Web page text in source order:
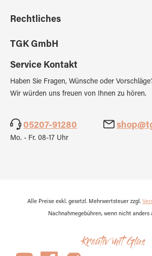
Rechtliches
TGK GmbH
Service Kontakt
Haben Sie Fragen, Wünsche oder
Wir würden uns freuen von Ihnen zu hören.
05207-91280
Mo. - Fr. 08-17 Uhr
Alle Preise exkl. gesetzl. Mehrwertsteuer zzgl.
Nachnahmegebühren, wenn nicht anders
Kreativ mit Glas